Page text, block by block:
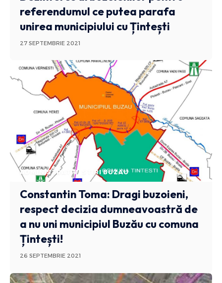
referendumul ce putea parafa
unirea municipiului cu Țintești
27 SEPTEMBRIE 2021
ADMINISTRATIV STIRI BUZAU
Constantin Toma: Dragi buzoieni,
respect decizia dumneavoastră de
a nu uni municipiul Buzău cu comuna
Țintești!
26 SEPTEMBRIE 2021